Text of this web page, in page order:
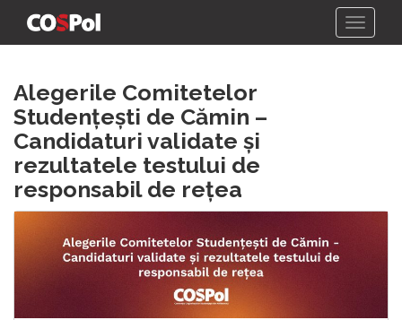
content
Alegerile Comitetelor
Studențești de Cămin –
Candidaturi validate și
rezultatele testului de
responsabil de rețea